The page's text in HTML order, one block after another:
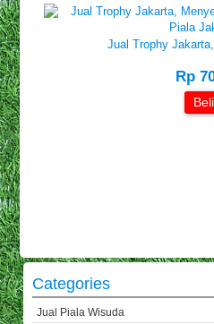
Jual Trophy
Rp
Beli
Categories
Jual Piala Wisuda